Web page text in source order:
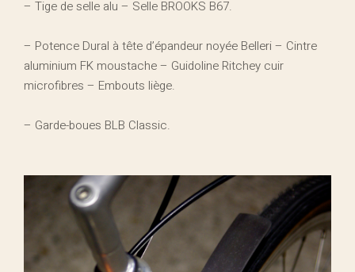
– Tige de selle alu – Selle BROOKS B67.
– Potence Dural à tête d’épandeur noyée Belleri – Cintre
aluminium FK moustache – Guidoline Ritchey cuir
microfibres – Embouts liège.
– Garde-boues BLB Classic.